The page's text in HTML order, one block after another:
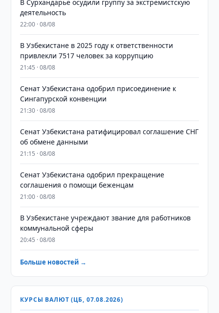
В Сурхандарье осудили группу за экстремистскую
деятельность
22:00 · 08/08
В Узбекистане в 2025 году к ответственности
привлекли 7517 человек за коррупцию
21:45 · 08/08
Сенат Узбекистана одобрил присоединение к
Сингапурской конвенции
21:30 · 08/08
Сенат Узбекистана ратифицировал соглашение СНГ
об обмене данными
21:15 · 08/08
Сенат Узбекистана одобрил прекращение
соглашения о помощи беженцам
21:00 · 08/08
В Узбекистане учреждают звание для работников
коммунальной сферы
20:45 · 08/08
Больше новостей →
КУРСЫ ВАЛЮТ (ЦБ, 07.08.2026)